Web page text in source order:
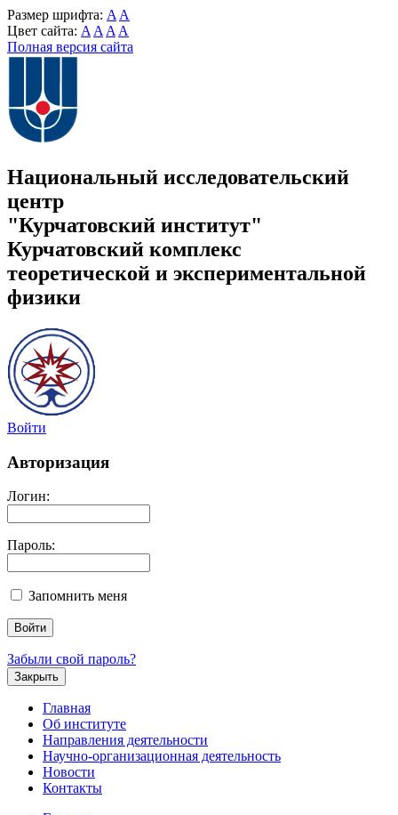
Размер шрифта: A A
Цвет сайта: A A A A
Полная версия сайта
Национальный исследовательский
центр
"Курчатовский институт"
Курчатовский комплекс
теоретической и экспериментальной
физики
Войти
Авторизация
Логин:
Пароль:
Запомнить меня
Забыли свой пароль?
Закрыть
Главная
Об институте
Направления деятельности
Научно-организационная деятельность
Новости
Контакты